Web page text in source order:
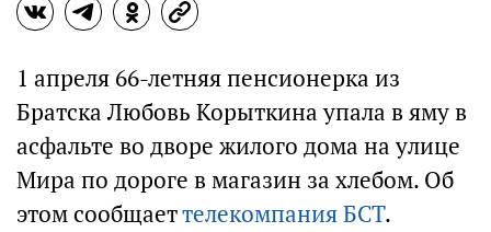
1 апреля 66-летняя пенсионерка из
Братска Любовь Корыткина упала в яму в
асфальте во дворе жилого дома на улице
Мира по дороге в магазин за хлебом. Об
этом сообщаеттелекомпания БСТ.